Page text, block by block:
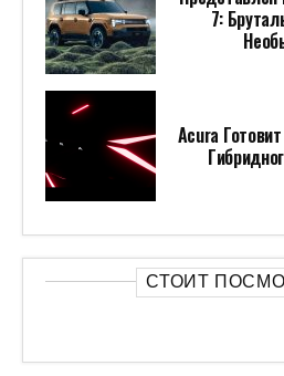
7:
Acura
СТОИТ